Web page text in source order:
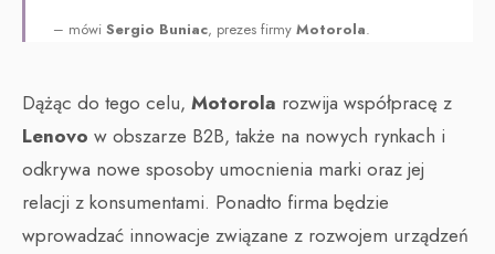
– mówi Sergio Buniac, prezes firmy Motorola.
Dążąc do tego celu, Motorola rozwija współpracę z
Lenovo w obszarze B2B, także na nowych rynkach i
odkrywa nowe sposoby umocnienia marki oraz jej
relacji z konsumentami. Ponadto firma będzie
wprowadzać innowacje związane z rozwojem urządzeń